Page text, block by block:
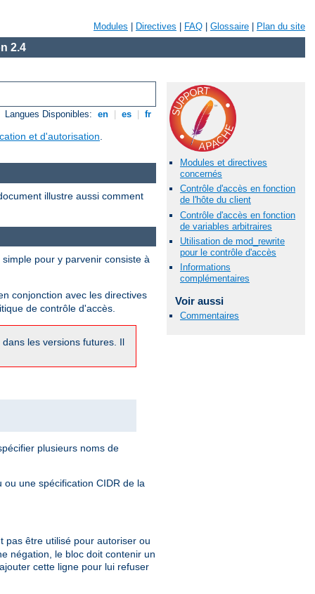
Modules Directives FAQ Glossaire Plan du site
2.4
Langues Disponibles: en es fr
et d'autorisation.
Modules et directives
concernés
Contrôle d'accès en fonction
de l'hôte du client
Contrôle d'accès en fonction
de variables arbitraires
Utilisation de mod_rewrite
pour le contrôle d'accès
Informations
complémentaires
Voir aussi
Commentaires
illustre aussi comment
pour y parvenir consiste à
conjonction avec les directives
de contrôle d'accès.
les versions futures. Il
plusieurs noms de
une spécification CIDR de la
être utilisé pour autoriser ou
négation, le bloc doit contenir un
cette ligne pour lui refuser